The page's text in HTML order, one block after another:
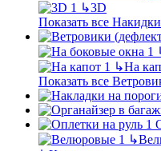
↳3D
Показать все Накидки
↳На
Показать все
↳